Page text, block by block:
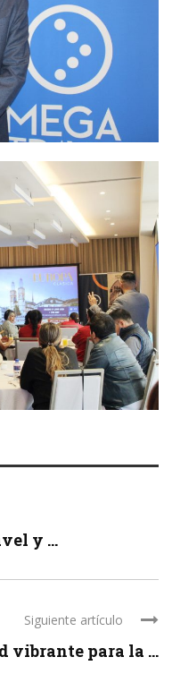
y ...
Siguiente artículo
vibrante para la ...